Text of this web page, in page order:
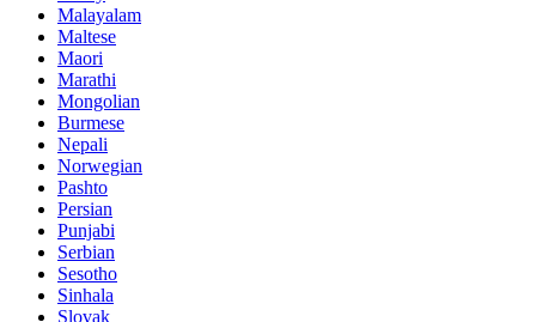
Malayalam
Maltese
Maori
Marathi
Mongolian
Burmese
Nepali
Norwegian
Pashto
Persian
Punjabi
Serbian
Sesotho
Sinhala
Slovak